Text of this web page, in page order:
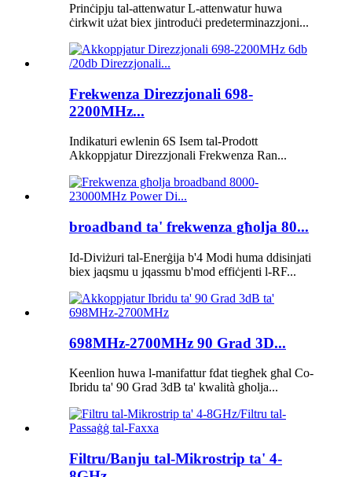
Prinċipju tal-attenwatur L-attenwatur huwa
ċirkwit użat biex jintroduċi predeterminazzjoni...
Frekwenza Direzzjonali 698-
2200MHz...
Indikaturi ewlenin 6S Isem tal-Prodott
Akkoppjatur Direzzjonali Frekwenza Ran...
broadband ta' frekwenza għolja 80...
Id-Diviżuri tal-Enerġija b'4 Modi huma ddisinjati
biex jaqsmu u jqassmu b'mod effiċjenti l-RF...
698MHz-2700MHz 90 Grad 3D...
Keenlion huwa l-manifattur fdat tiegħek għal Co-
Ibridu ta' 90 Grad 3dB ta' kwalità għolja...
Filtru/Banju tal-Mikrostrip ta' 4-